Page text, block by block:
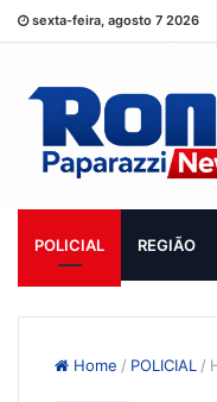
sexta-feira, agosto 7 2026
POLICIAL REGIÃO
Home / POLICIAL /